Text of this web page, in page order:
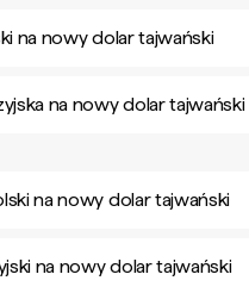
na nowy dolar tajwański
na nowy dolar tajwański
na nowy dolar tajwański
na nowy dolar tajwański